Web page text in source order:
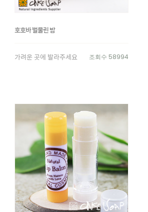
호호바 벌물린 밤
가려운 곳에 발라주세요 조회수 58994